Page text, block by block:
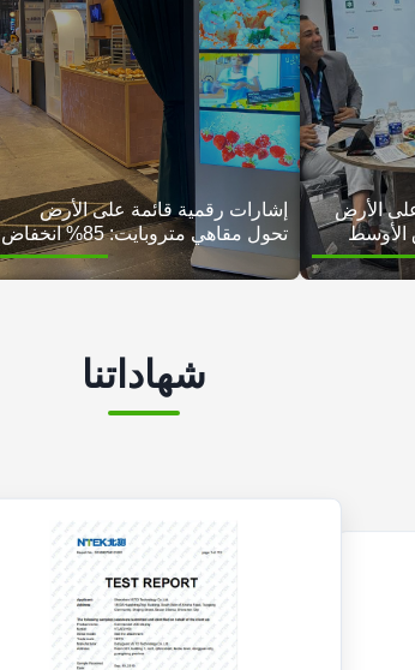
الأرض
الأوسط
إشارات رقمية قائمة على الأرض
تحول مقاهي متروبايت: 85% انخفاض
في التكاليف، 35% زيادة في
المبيعات في 45 متجرا
شهاداتنا